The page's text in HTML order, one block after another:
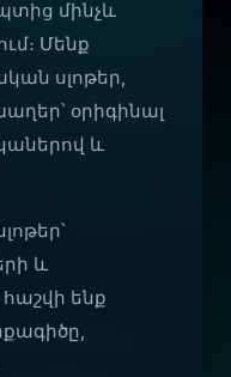
մինչև
Մենք
սլոթեր,
օրիգինալ
և
և
ենք